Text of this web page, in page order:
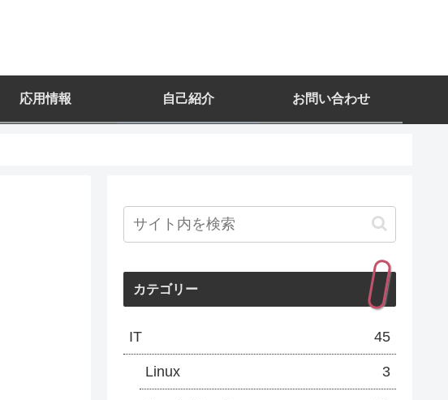
応用情報 自己紹介 お問い合わせ
カテゴリー
IT 45
Linux 3